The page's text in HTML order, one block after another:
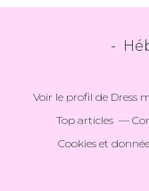
-
Voir le profil de Dress
Top articles
Cookies et